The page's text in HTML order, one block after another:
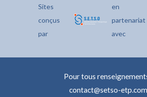
Sites
conçus
par
en
partenariat
avec
Pour tous
contact@setso-etp.com